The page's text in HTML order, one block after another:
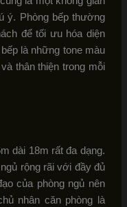
ý. Phòng bếp thường
để tối ưu hóa diện
là những tone màu
thân thiện trong mỗi
dài 18m rất đa dạng.
rộng rãi với đầy đủ
của phòng ngủ nên
nhân căn phòng là